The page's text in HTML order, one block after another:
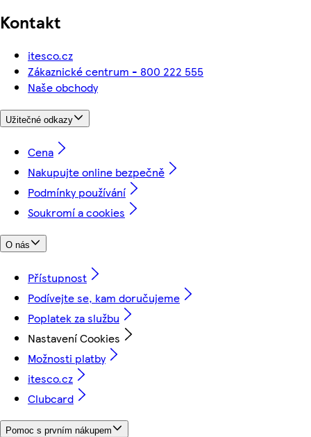
Kontakt
itesco.cz
Zákaznické centrum - 800 222 555
Naše obchody
Užitečné odkazy
Cena
Nakupujte online bezpečně
Podmínky používání
Soukromí a cookies
O nás
Přístupnost
Podívejte se, kam doručujeme
Poplatek za službu
Nastavení Cookies
Možnosti platby
itesco.cz
Clubcard
Pomoc s prvním nákupem